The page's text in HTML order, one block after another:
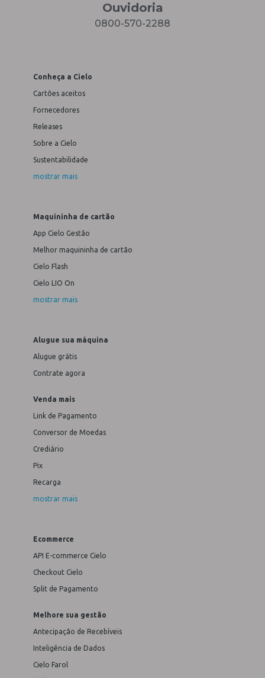
Ouvidoria
0800-570-2288
Conheça a Cielo
Cartões aceitos
Fornecedores
Releases
Sobre a Cielo
Sustentabilidade
mostrar mais
Maquininha de cartão
App Cielo Gestão
Melhor maquininha de cartão
Cielo Flash
Cielo LIO On
mostrar mais
Alugue sua máquina
Alugue grátis
Contrate agora
Venda mais
Link de Pagamento
Conversor de Moedas
Crediário
Pix
Recarga
mostrar mais
Ecommerce
API E-commerce Cielo
Checkout Cielo
Split de Pagamento
Melhore sua gestão
Antecipação de Recebíveis
Inteligência de Dados
Cielo Farol